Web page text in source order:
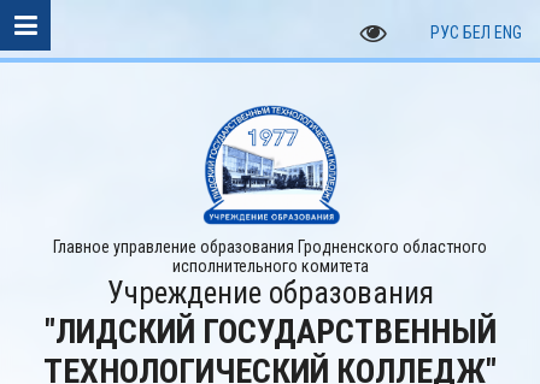
РУС БЕЛ ENG
Главное управление образования Гродненского областного
исполнительного комитета
Учреждение образования
"ЛИДСКИЙ ГОСУДАРСТВЕННЫЙ
ТЕХНОЛОГИЧЕСКИЙ КОЛЛЕДЖ"